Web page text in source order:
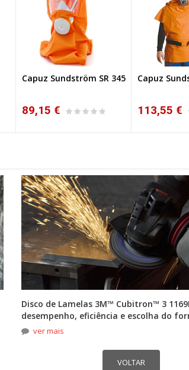
Capuz Sundström SR 345
89,15 €
Capuz
113,55 €
Disco de Lamelas 3M™ Cubitron™ 3
desempenho, eficiência e escolha do
ver mais